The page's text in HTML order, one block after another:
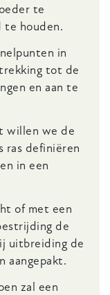
te
te houden.
in
tot de
en aan te
willen we de
ras definiëren
in een
of met een
de
uitbreiding de
aangepakt.
zal een